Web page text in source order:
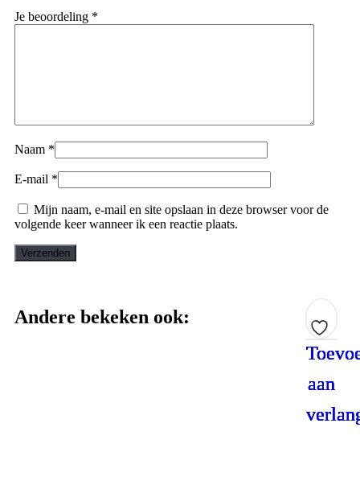
Je beoordeling *
Naam *
E-mail *
Mijn naam, e-mail en site opslaan in deze browser voor de
volgende keer wanneer ik een reactie plaats.
Andere bekeken ook:
aan
aan
aan
aan
aan